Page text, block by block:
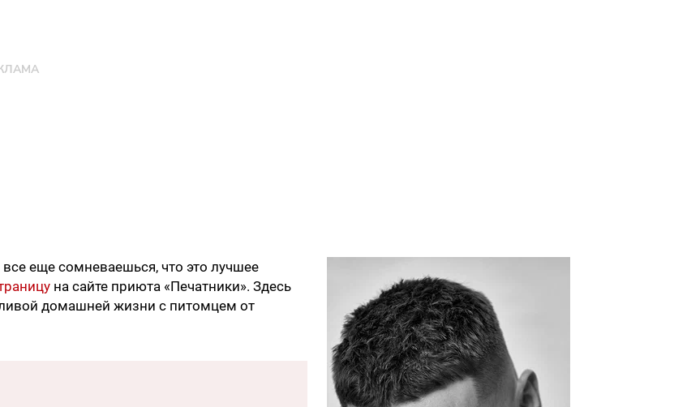
еще сомневаешься, что это лучшее
на сайте приюта «Печатники». Здесь
домашней жизни с питомцем от